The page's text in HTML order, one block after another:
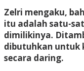
Zelri mengaku,
itu adalah satu-
dimilikinya.
dibutuhkan untuk
secara daring.